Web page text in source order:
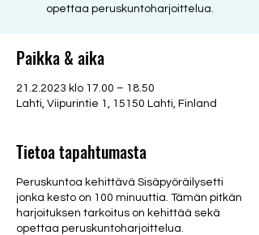
opettaa peruskuntoharjoittelua.
Paikka & aika
21.2.2023 klo 17.00 – 18.50
Lahti, Viipurintie 1, 15150 Lahti, Finland
Tietoa tapahtumasta
Peruskuntoa kehittävä Sisäpyöräilysetti
jonka kesto on 100 minuuttia. Tämän pitkän
harjoituksen tarkoitus on kehittää sekä
opettaa peruskuntoharjoittelua.